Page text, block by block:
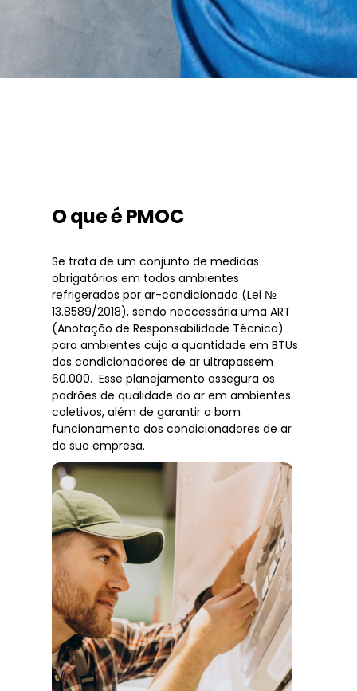
O que é PMOC
Se trata de um conjunto de medidas
obrigatórios em todos ambientes
refrigerados por ar-condicionado (Lei №
13.8589/2018), sendo neccessária uma ART
(Anotação de Responsabilidade Técnica)
para ambientes cujo a quantidade em BTUs
dos condicionadores de ar ultrapassem
60.000. Esse planejamento assegura os
padrões de qualidade do ar em ambientes
coletivos, além de garantir o bom
funcionamento dos condicionadores de ar
da sua empresa.